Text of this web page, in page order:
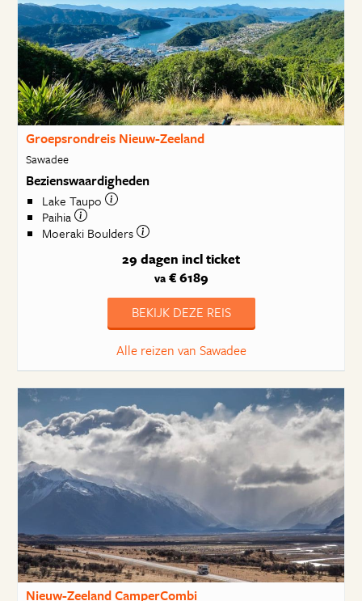
Groepsrondreis Nieuw-Zeeland
Sawadee
Bezienswaardigheden
Lake Taupo
Paihia
Moeraki Boulders
29 dagen incl ticket
va€ 6189
BEKIJK DEZE REIS
Alle reizen van Sawadee
Nieuw-Zeeland CamperCombi